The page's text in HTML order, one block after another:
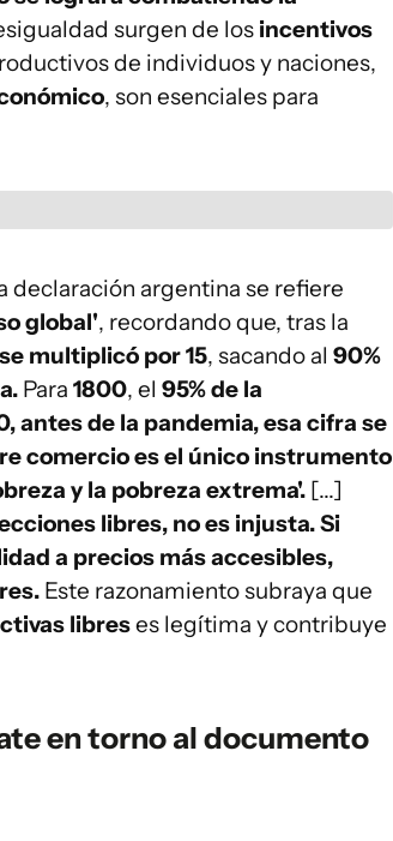
surgen de los incentivos
de individuos y naciones,
, son esenciales para
declaración argentina se refiere
global', recordando que, tras la
multiplicó por 15, sacando al 90%
Para 1800, el 95% de la
antes de la pandemia, esa cifra se
comercio es el único instrumento
y la pobreza extrema'. [...]
libres, no es injusta. Si
a precios más accesibles,
Este razonamiento subraya que
libreses legítima y contribuye
en torno al documento